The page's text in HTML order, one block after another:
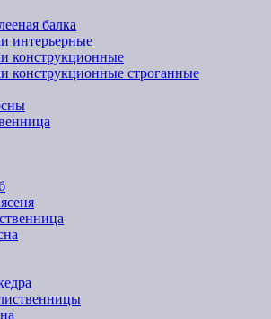
балка
интерьерные
конструкционные
конструкционные строганные